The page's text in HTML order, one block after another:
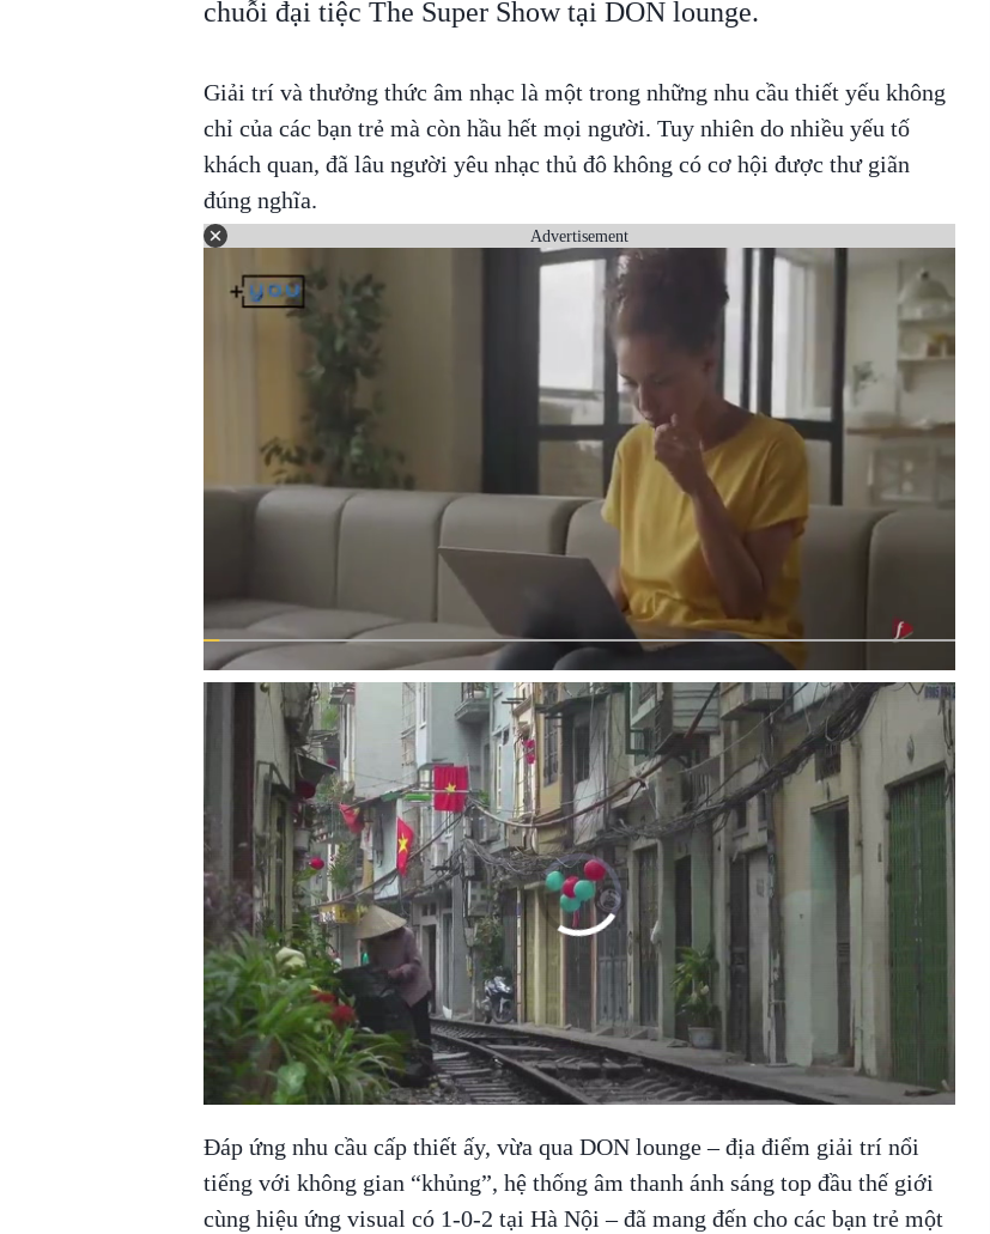
chuỗi đại tiệc The Super Show tại DON lounge.
Giải trí và thưởng thức âm nhạc là một trong những nhu cầu thiết yếu không
chỉ của các bạn trẻ mà còn hầu hết mọi người. Tuy nhiên do nhiều yếu tố
khách quan, đã lâu người yêu nhạc thủ đô không có cơ hội được thư giãn
đúng nghĩa.
Advertisement
00:00/00:59 VIETNAM HLS
Đáp ứng nhu cầu cấp thiết ấy, vừa qua DON lounge – địa điểm giải trí nổi
tiếng với không gian “khủng”, hệ thống âm thanh ánh sáng top đầu thế giới
cùng hiệu ứng visual có 1-0-2 tại Hà Nội – đã mang đến cho các bạn trẻ một